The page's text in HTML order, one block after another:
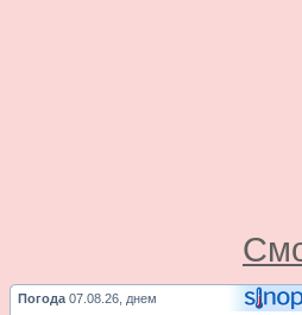
Погода 07.08.26, днем